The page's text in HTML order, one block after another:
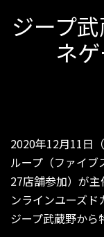
ジープ
ネ
2020年12月11日
ループ（ファイブ
27店舗参加）が
ンラインユーズド
ジープ武蔵野から